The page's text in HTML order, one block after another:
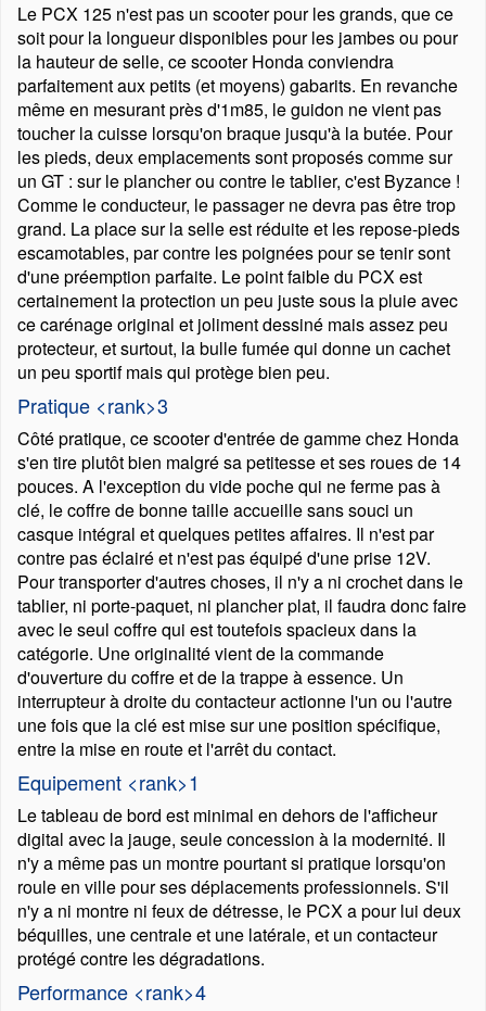
Le PCX 125 n'est pas un scooter pour les grands, que ce
soit pour la longueur disponibles pour les jambes ou pour
la hauteur de selle, ce scooter Honda conviendra
parfaitement aux petits (et moyens) gabarits. En revanche
même en mesurant près d'1m85, le guidon ne vient pas
toucher la cuisse lorsqu'on braque jusqu'à la butée. Pour
les pieds, deux emplacements sont proposés comme sur
un GT : sur le plancher ou contre le tablier, c'est Byzance !
Comme le conducteur, le passager ne devra pas être trop
grand. La place sur la selle est réduite et les repose-pieds
escamotables, par contre les poignées pour se tenir sont
d'une préemption parfaite. Le point faible du PCX est
certainement la protection un peu juste sous la pluie avec
ce carénage original et joliment dessiné mais assez peu
protecteur, et surtout, la bulle fumée qui donne un cachet
un peu sportif mais qui protège bien peu.
Pratique <rank>3
Côté pratique, ce scooter d'entrée de gamme chez Honda
s'en tire plutôt bien malgré sa petitesse et ses roues de 14
pouces. A l'exception du vide poche qui ne ferme pas à
clé, le coffre de bonne taille accueille sans souci un
casque intégral et quelques petites affaires. Il n'est par
contre pas éclairé et n'est pas équipé d'une prise 12V.
Pour transporter d'autres choses, il n'y a ni crochet dans le
tablier, ni porte-paquet, ni plancher plat, il faudra donc faire
avec le seul coffre qui est toutefois spacieux dans la
catégorie. Une originalité vient de la commande
d'ouverture du coffre et de la trappe à essence. Un
interrupteur à droite du contacteur actionne l'un ou l'autre
une fois que la clé est mise sur une position spécifique,
entre la mise en route et l'arrêt du contact.
Equipement <rank>1
Le tableau de bord est minimal en dehors de l'afficheur
digital avec la jauge, seule concession à la modernité. Il
n'y a même pas un montre pourtant si pratique lorsqu'on
roule en ville pour ses déplacements professionnels. S'il
n'y a ni montre ni feux de détresse, le PCX a pour lui deux
béquilles, une centrale et une latérale, et un contacteur
protégé contre les dégradations.
Performance <rank>4